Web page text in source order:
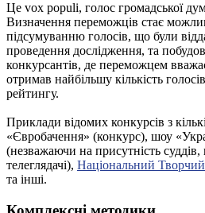
Це vox populi, голос громадської
Визначення переможців стає
підсумуванню голосів, що були
проведення дослідження, та
конкурсантів, де переможцем
отримав найбільшу кількість
рейтингу.
Приклади відомих конкурсів з
«Євробачення» (конкурс), шоу
(незважаючи на присутність
телеглядачі), Національний Творчий
та інші.